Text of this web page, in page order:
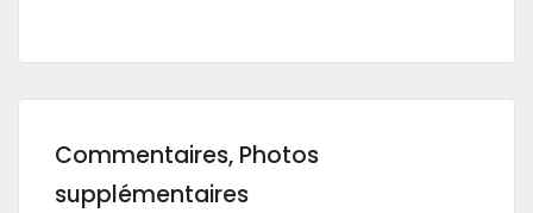
Commentaires, Photos
supplémentaires